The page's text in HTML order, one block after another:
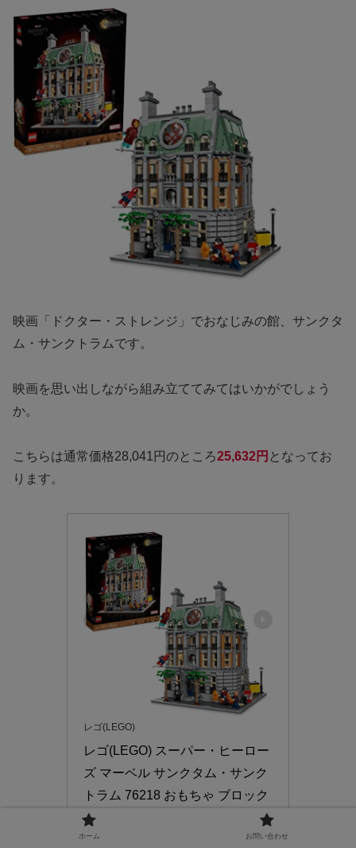
映画「ドクター・ストレンジ」でおなじみの館、サンクタ
ム・サンクトラムです。
映画を思い出しながら組み立ててみてはいかがでしょう
か。
こちらは通常価格28,041円のところ25,632円 となってお
ります。
レゴ(LEGO)
レゴ(LEGO) スーパー・ヒーロー
ズ マーベル サンクタム・サンク
トラム 76218 おもちゃ ブロック
プレゼント スーパーヒーロー ア
メコミ 家 おうち 男の子 大人
ホーム お問い合わせ